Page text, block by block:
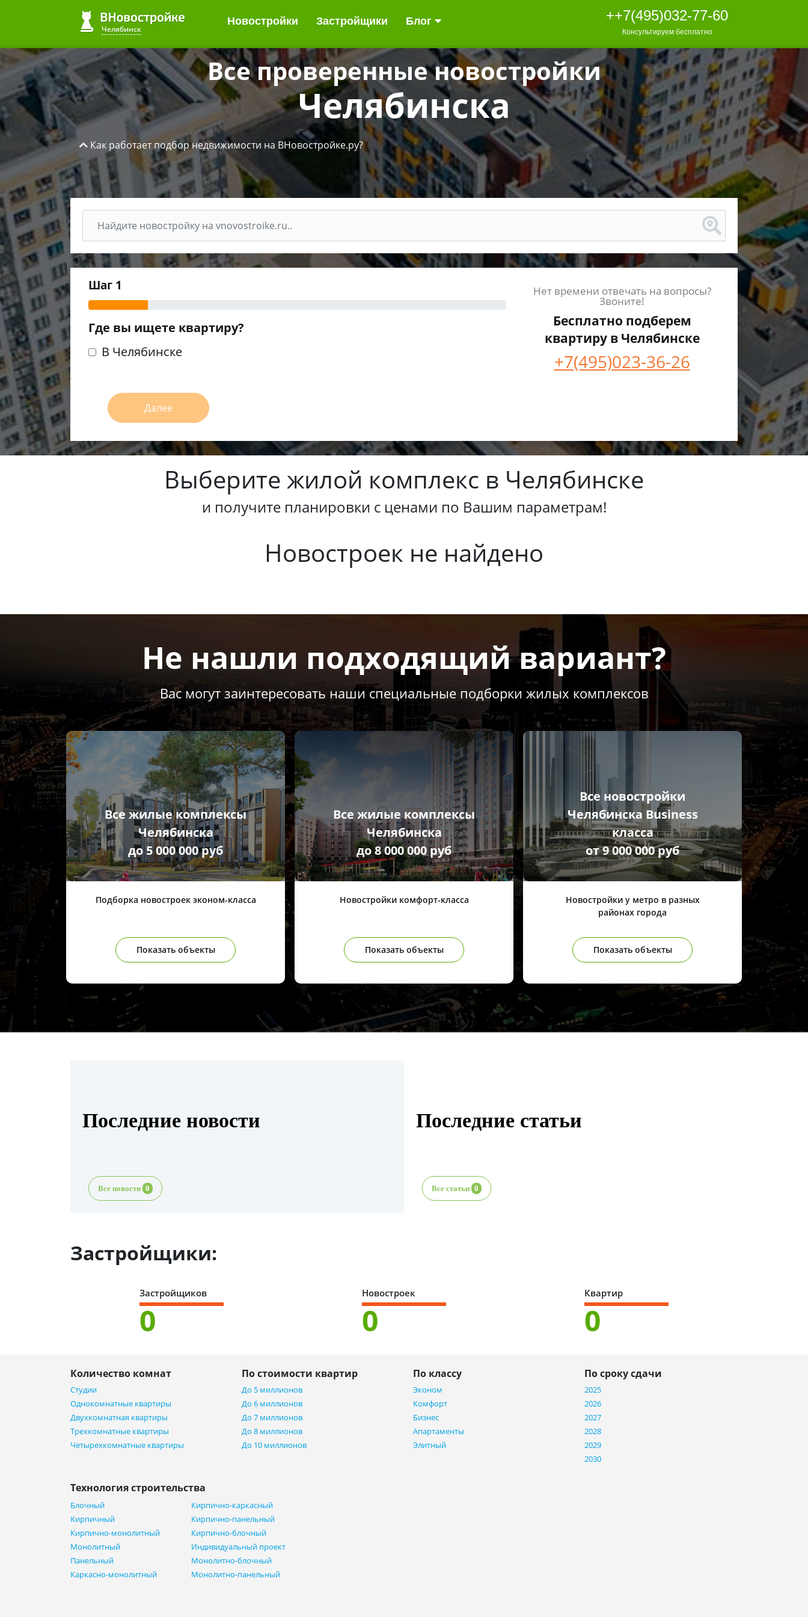
Челябинск
Новостройки Застройщики Блог ++7(495)032-77-60
Консультируем бесплатно
Челябинск
Новостройки Застройщики Блог ++7(495)032-77-60
Консультируем бесплатно
Все проверенные новостройки
Челябинска
Как работает подбор недвижимости на ВНовостройке.ру?
Шаг 1
Где вы ищете квартиру?
В Челябинске
Далее
Нет времени отвечать на вопросы?
Звоните!
Бесплатно подберем
квартиру в Челябинске
+7(495)023-36-26
Выберите жилой комплекс в Челябинске
и получите планировки с ценами по Вашим параметрам!
Новостроек не найдено
Не нашли подходящий вариант?
Вас могут заинтересовать наши специальные подборки жилых комплексов
Показать объекты
Все жилые комплексы
Челябинска
до 5 000 000 руб
Подборка новостроек эконом-класса
Показать объекты
Все жилые комплексы
Челябинска
до 8 000 000 руб
Новостройки комфорт-класса
Показать объекты
Все новостройки
Челябинска Business
класса
от 9 000 000 руб
Новостройки у метро в разных
районах города
Последние новости
Все новости 0
Последние статьи
Все статьи 0
Застройщики:
Застройщиков
0
Новостроек
0
Квартир
0
Количество комнат
Студии
Однокомнатные квартиры
Двухкомнатная квартиры
Трехкомнатные квартиры
Четырехкомнатные квартиры
По стоимости квартир
До 5 миллионов
До 6 миллионов
До 7 миллионов
До 8 миллионов
До 10 миллионов
По классу
Эконом
Комфорт
Бизнес
Апартаменты
Элитный
По сроку сдачи
2025
2026
2027
2028
2029
2030
Технология строительства
Блочный
Кирпичный
Кирпично-монолитный
Монолитный
Панельный
Каркасно-монолитный
Кирпично-каркасный
Кирпично-панельный
Кирпично-блочный
Индивидуальный проект
Монолитно-блочный
Монолитно-панельный